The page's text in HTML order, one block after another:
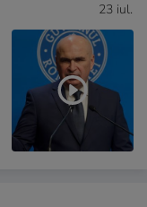
23 iul.